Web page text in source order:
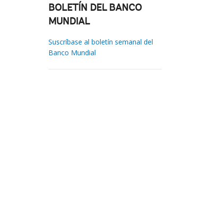
BOLETÍN DEL BANCO
MUNDIAL
Suscríbase al boletín semanal del
Banco Mundial